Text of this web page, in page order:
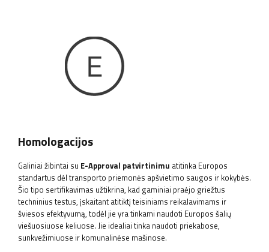
Homologacijos
Galiniai žibintai su E-Approval patvirtinimu atitinka Europos
standartus dėl transporto priemonės apšvietimo saugos ir kokybės.
Šio tipo sertifikavimas užtikrina, kad gaminiai praėjo griežtus
techninius testus, įskaitant atitiktį teisiniams reikalavimams ir
šviesos efektyvumą, todėl jie yra tinkami naudoti Europos šalių
viešuosiuose keliuose. Jie idealiai tinka naudoti priekabose,
sunkvežimiuose ir komunalinėse mašinose.